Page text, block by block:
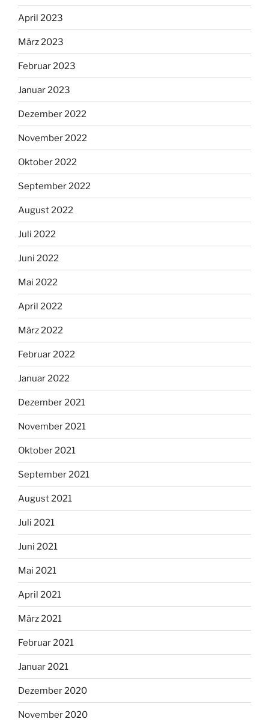
April 2023
März 2023
Februar 2023
Januar 2023
Dezember 2022
November 2022
Oktober 2022
September 2022
August 2022
Juli 2022
Juni 2022
Mai 2022
April 2022
März 2022
Februar 2022
Januar 2022
Dezember 2021
November 2021
Oktober 2021
September 2021
August 2021
Juli 2021
Juni 2021
Mai 2021
April 2021
März 2021
Februar 2021
Januar 2021
Dezember 2020
November 2020